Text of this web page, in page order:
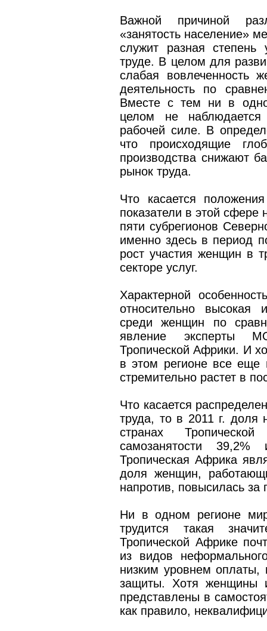
Важной причиной
«занятость население»
служит разная
труде. В целом для
слабая вовлеченность
деятельность по
Вместе с тем ни в
целом не
рабочей силе. В
что происходящие
производства снижают
рынок труда.
Что касается
показатели в этой
пяти субрегионов
именно здесь в период
рост участия женщин в
секторе услуг.
Характерной
относительно высокая
среди женщин по
явление эксперты
Тропической Африки. И
в этом регионе все
стремительно растет в
Что касается
труда, то в 2011 г. доля
странах
самозанятости
Тропическая Африка
доля женщин,
напротив, повысилась за
Ни в одном регионе
трудится такая
Тропической Африке
из видов
низким уровнем оплаты,
защиты. Хотя женщины
представлены в
как правило,